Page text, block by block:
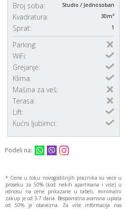
Broj soba: Studio / Jednosoban
Kvadratura: 30m²
Sprat: 1
Parking:
WiFi:
Grejanje:
Klima:
Mašina za veš:
Terasa:
Lift:
Kućni ljubimci:
Podeli na:
* Cene u toku novogodišnjih praznika su veće u
proseku za 50% (kod nekih apartmana i više) u
odnosu na cene prikazane u tabeli, minimalni
zakup je od 3-7 dana. Bespovratna avansna uplata
od 50% je obavezna. Za više informacija nas